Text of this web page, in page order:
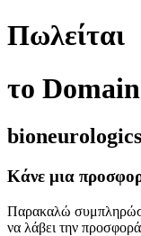
Πωλείται
το
Κάνε μια
Παρακαλώ
να λάβει την